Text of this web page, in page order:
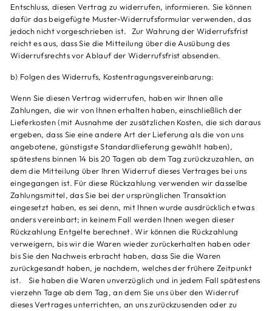
Entschluss, diesen Vertrag zu widerrufen, informieren. Sie können
dafür das beigefügte Muster-Widerrufsformular verwenden, das
jedoch nicht vorgeschrieben ist. Zur Wahrung der Widerrufsfrist
reicht es aus, dass Sie die Mitteilung über die Ausübung des
Widerrufsrechts vor Ablauf der Widerrufsfrist absenden.
b) Folgen des Widerrufs, Kostentragungsvereinbarung:
Wenn Sie diesen Vertrag widerrufen, haben wir Ihnen alle
Zahlungen, die wir von Ihnen erhalten haben, einschließlich der
Lieferkosten (mit Ausnahme der zusätzlichen Kosten, die sich daraus
ergeben, dass Sie eine andere Art der Lieferung als die von uns
angebotene, günstigste Standardlieferung gewählt haben),
spätestens binnen 14 bis 20 Tagen ab dem Tag zurückzuzahlen, an
dem die Mitteilung über Ihren Widerruf dieses Vertrages bei uns
eingegangen ist. Für diese Rückzahlung verwenden wir dasselbe
Zahlungsmittel, das Sie bei der ursprünglichen Transaktion
eingesetzt haben, es sei denn, mit Ihnen wurde ausdrücklich etwas
anders vereinbart; in keinem Fall werden Ihnen wegen dieser
Rückzahlung Entgelte berechnet. Wir können die Rückzahlung
verweigern, bis wir die Waren wieder zurückerhalten haben oder
bis Sie den Nachweis erbracht haben, dass Sie die Waren
zurückgesandt haben, je nachdem, welches der frühere Zeitpunkt
ist. Sie haben die Waren unverzüglich und in jedem Fall spätestens
vierzehn Tage ab dem Tag, an dem Sie uns über den Widerruf
dieses Vertrages unterrichten, an uns zurückzusenden oder zu